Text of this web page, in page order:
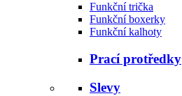
Funkční trička
Funkční boxerky
Funkční kalhoty
Prací protředky
Slevy